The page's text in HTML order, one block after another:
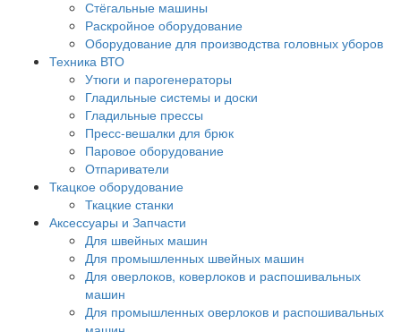
Стёгальные машины
Раскройное оборудование
Оборудование для производства головных уборов
Техника ВТО
Утюги и парогенераторы
Гладильные системы и доски
Гладильные прессы
Пресс-вешалки для брюк
Паровое оборудование
Отпариватели
Ткацкое оборудование
Ткацкие станки
Аксессуары и Запчасти
Для швейных машин
Для промышленных швейных машин
Для оверлоков, коверлоков и распошивальных
машин
Для промышленных оверлоков и распошивальных